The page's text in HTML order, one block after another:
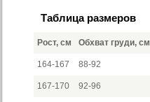
Таблица размеров
Рост, см Обхват груди, см
164-167 88-92
167-170 92-96